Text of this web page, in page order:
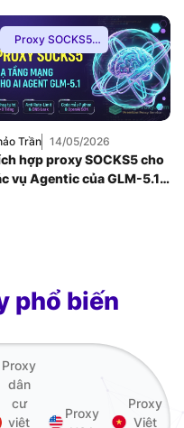
Proxy SOCKS5,
Hướng Dẫn,Kiến
Thức Proxy
Trần 14/05/2026
hợp proxy SOCKS5 cho
vụ Agentic của GLM-5.1:
phổ biến
Proxy
dân
cư
việt
Proxy
Proxy
Việt